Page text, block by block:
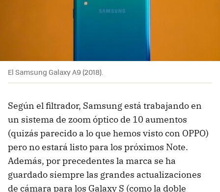
El Samsung Galaxy A9 (2018).
Según el filtrador, Samsung está trabajando en
un sistema de zoom óptico de 10 aumentos
(quizás parecido a lo que hemos visto con OPPO)
pero no estará listo para los próximos Note.
Además, por precedentes la marca se ha
guardado siempre las grandes actualizaciones
de cámara para los Galaxy S (como la doble